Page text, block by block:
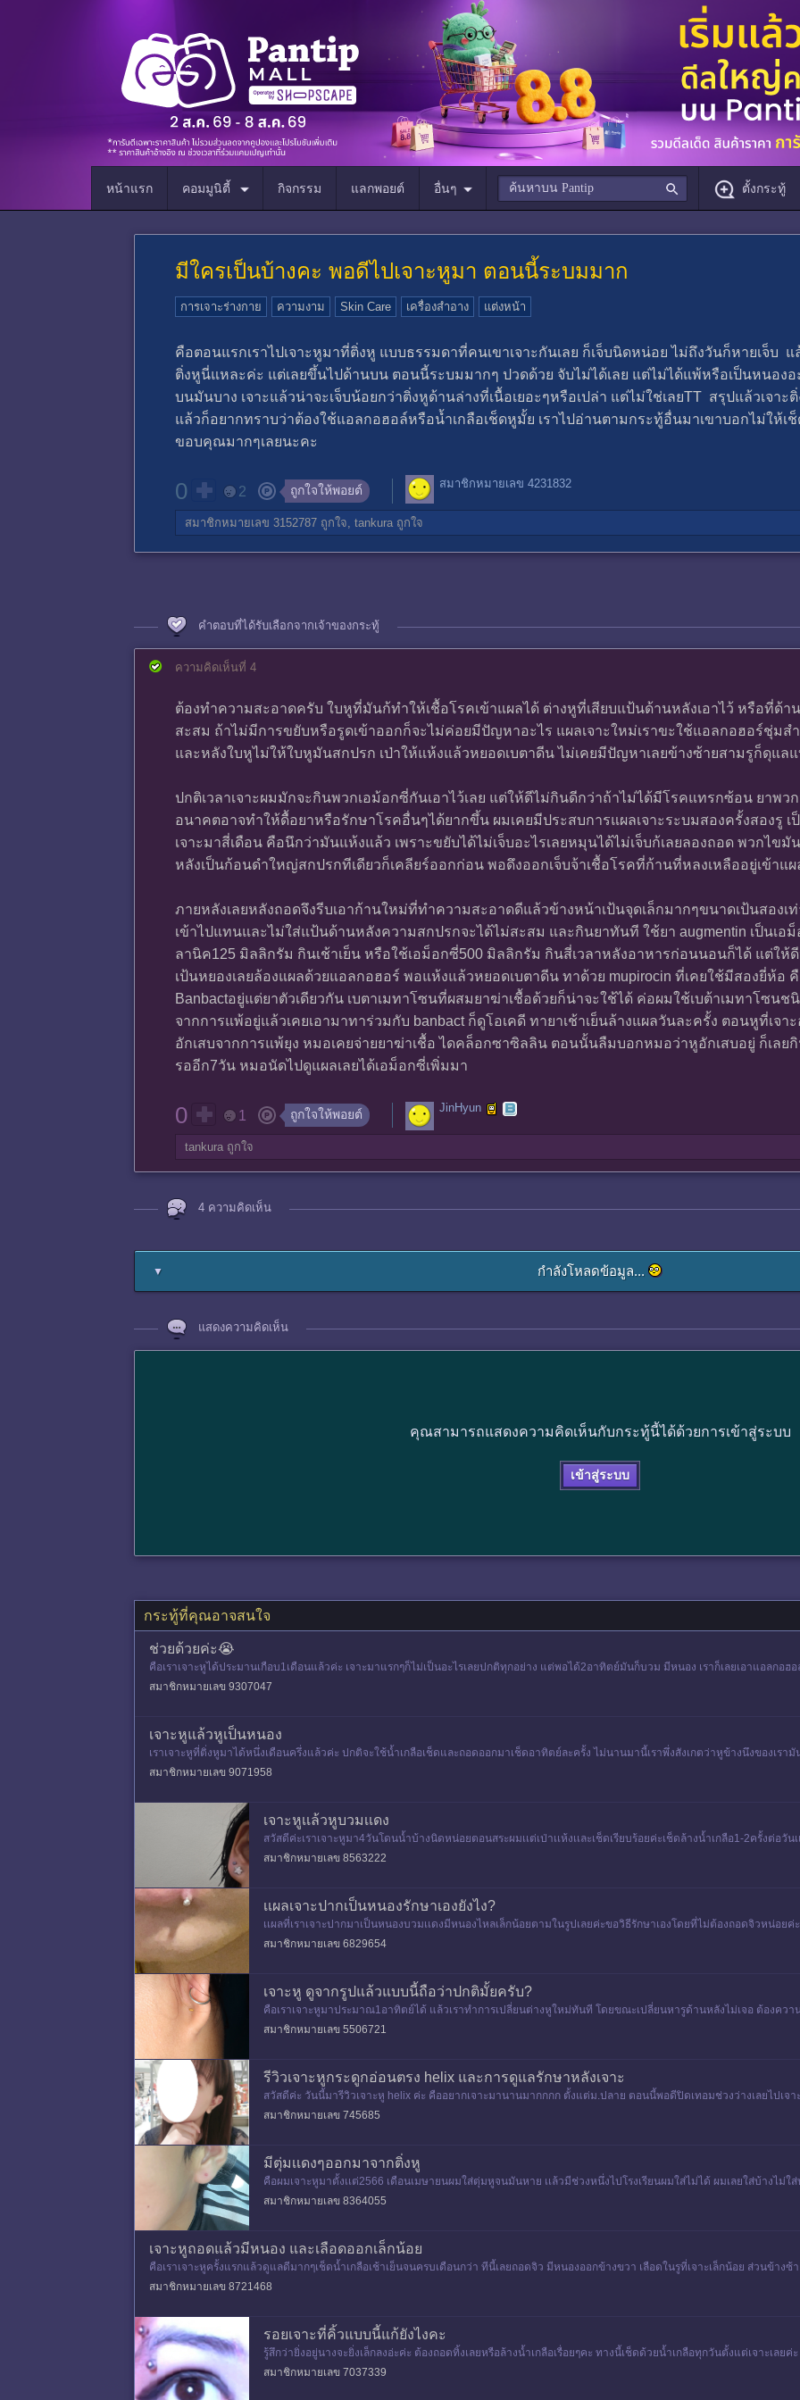
หน้าแรก คอมมูนิตี้ กิจกรรม แลกพอยต์ อื่นๆ ตั้งกระทู้
มีใครเป็นบ้างคะ พอดีไปเจาะหูมา ตอนนี้ระบมมาก
การเจาะร่างกาย ความงาม Skin Care เครื่องสำอาง แต่งหน้า
คือตอนแรกเราไปเจาะหูมาที่ติ่งหู แบบธรรมดาที่คนเขาเจาะกันเลย ก็เจ็บนิดหน่อย ไม่ถึงวันก็หายเจ็บ แ
ติ่งหูนี่แหละค่ะ แต่เลยขึ้นไปด้านบน ตอนนี้ระบมมากๆ ปวดด้วย จับไม่ได้เลย แต่ไม่ได้แพ้หรือเป็นหนอง
บนมันบาง เจาะแล้วน่าจะเจ็บน้อยกว่าติ่งหูด้านล่างที่เนื้อเยอะๆหรือเปล่า แต่ไม่ใช่เลยTT สรุปแล้วเจา
แล้วก็อยากทราบว่าต้องใช้แอลกอฮอล์หรือน้ำเกลือเช็ดหูมั้ย เราไปอ่านตามกระทู้อื่นมาเขาบอกไม่ให้เ
ขอบคุณมากๆเลยนะคะ
0 2 ถูกใจให้พอยต์ สมาชิกหมายเลข 4231832
สมาชิกหมายเลข 3152787 ถูกใจ, tankura ถูกใจ
คำตอบที่ได้รับเลือกจากเจ้าของกระทู้
ความคิดเห็นที่ 4
ต้องทำความสะอาดครับ ใบหูที่มันก้ทำให้เชื้อโรคเข้าแผลได้ ต่างหูที่เสียบแป้นด้านหลังเอาไว้ หรือที่
สะสม ถ้าไม่มีการขยับหรือรูดเข้าออกก็จะไม่ค่อยมีปัญหาอะไร แผลเจาะใหม่เราขะใช้แอลกอฮอร์ชุ่มส
และหลังใบหูไม่ให้ใบหูมันสกปรก เป่าให้แห้งแล้วหยอดเบตาดีน ไม่เคยมีปัญหาเลยข้างซ้ายสามรูก็ดุแล
ปกติเวลาเจาะผมมักจะกินพวกเอม้อกซี่กันเอาไว้เลย แต่ให้ดีไม่กินดีกว่าถ้าไม่ได้มีโรคแทรกซ้อน ยาพ
อนาคตอาจทำให้ดื้อยาหรือรักษาโรคอื่นๆได้ยากขึ้น ผมเคยมีประสบการแผลเจาะระบมสองครั้งสองรู
เจาะมาสี่เดือน คือนึกว่ามันแห้งแล้ว เพราะขยับได้ไม่เจ็บอะไรเลยหมุนได้ไม่เจ็บก้เลยลองถอด พวกไข
หลังเป็นก้อนดำใหญ่สกปรกทีเดียวก็เคลียร์ออกก่อน พอดึงออกเจ็บจ้าเชื้อโรคที่ก้านที่หลงเหลืออยู่เข้าแผ
ภายหลังเลยหลังถอดจึงรีบเอาก้านใหม่ที่ทำความสะอาดดีแล้วข้างหน้าเป้นจุดเล็กมากๆขนาดเป้นสอง
เข้าไปแทนและไม่ใส่แป้นด้านหลังความสกปรกจะได้ไม่สะสม และกินยาทันที ใช้ยา augmentin เป็นเ
ลานิค125 มิลลิกรัม กินเช้าเย็น หรือใช้เอม็อกซี่500 มิลลิกรัม กินสี่เวลาหลังอาหารก่อนนอนก็ได้ แต่ให้
เป้นหยองเลยล้องแผลด้วยแอลกอฮอร์ พอแห้งแล้วหยอดเบตาดีน ทาด้วย mupirocin ที่เคยใช้มีสองยี่ห้อ
Banbactอยู่แต่ยาตัวเดียวกัน เบตาเมทาโซนที่ผสมยาฆ่าเชื้อด้วยก็น่าจะใช้ได้ ค่อผมใช้เบต้าเมทาโซน
จากการแพ้อยู่แล้วเคยเอามาทาร่วมกับ banbact ก็ดูโอเคดี ทายาเช้าเย็นล้างแผลวันละครั้ง ตอนหูที่เจ
อักเสบจากการแพ้ยุง หมอเคยจ่ายยาฆ่าเชื้อ ไดคล็อกซาซิลลิน ตอนนั้นลืมบอกหมอว่าหูอักเสบอยู่ ก็เลย
รออีก7วัน หมอนัดไปดูแผลเลยได้เอม็อกซี่เพิ่มมา
0 1 ถูกใจให้พอยต์ JinHyun
tankura ถูกใจ
4 ความคิดเห็น
▼ กำลังโหลดข้อมูล...
แสดงความคิดเห็น
คุณสามารถแสดงความคิดเห็นกับกระทู้นี้ได้ด้วยการเข้าสู่ระบบ
เข้าสู่ระบบ
กระทู้ที่คุณอาจสนใจ
ช่วยด้วยค่ะ😭
คือเราเจาะหูได้ประมานเกือบ1เดือนแล้วค่ะ เจาะมาแรกๆก็ไม่เป็นอะไรเลยปกติทุกอย่าง แต่พอได้2อาทิตย์มันก็บวม มีหนอง เราก็เลยเอาแอลก
ก็บวมอีกเจ็บมากๆใ
สมาชิกหมายเลข 9307047
เจาะหูแล้วหูเป็นหนอง
เราเจาะหูที่ติ่งหูมาได้หนึ่งเดือนครึ่งแล้วค่ะ ปกติจะใช้น้ำเกลือเช็ดและถอดออกมาเช็ดอาทิตย์ละครั้ง ไม่นานมานี้เราพึ่งสังเกตว่าหูข้างนึงของเรา
อกมาดูจากนั้
สมาชิกหมายเลข 9071958
เจาะหูเเล้วหูบวมเเดง
สวัสดีค่ะเราเจาะหูมา4วันโดนน้ำบ้างนิดหน่อยตอนสระผมเเต่เป่าเเห้งเเละเช็ดเรียบร้อยค่ะเช็ดล้างน้ำเกลือ1-2ครั้งต่อวัน
ดูให้หน่อยค่ะว่าเเบบนี้อันตรายไ
สมาชิกหมายเลข 8563222
เเผลเจาะปากเป็นหนองรักษาเองยังไง?
เเผลที่เราเจาะปากมาเป็นหนองบวมเเดงมีหนองไหลเล็กน้อยตามในรูปเลยค่ะขอวิธีรักษาเองโดยที่ไม่ต้องถอดจิวหน่อยค่ะ
งไม่หายดีจนเกิดการอักเสบซ้ำๆจนเป็นหนอง ตอ
สมาชิกหมายเลข 6829654
เจาะหู ดูจากรูปแล้วแบบนี้ถือว่าปกติมั้ยครับ?
คือเราเจาะหูมาประมาณ1อาทิตย์ได้ แล้วเราทำการเปลี่ยนต่างหูใหม่ทันที โดยขณะเปลี่ยนหารูด้านหลังไม่เจอ ต้องคว
กทราบว่ามันปกติมั้ย อาการไม่เจ็บไม่ปวดไม่คันอะ
สมาชิกหมายเลข 5506721
รีวิวเจาะหูกระดูกอ่อนตรง helix และการดูแลรักษาหลังเจาะ
สวัสดีค่ะ วันนี้มารีวิวเจาะหู helix ค่ะ คืออยากเจาะมานานมากกกก ตั้งแต่ม.ปลาย ตอนนี้พอดีปิดเทอมช่วงว่างเลยไปเ
วลาส่องกระจกมีอะไรให้ดูดี ตอนเจาะหมาดๆเ
สมาชิกหมายเลข 745685
มีตุ่มเเดงๆออกมาจากติ่งหู
คือผมเจาะหูมาตั้งเเต่2566 เดือนเมษายนผมใส่ตุ่มหูจนมันหาย เเล้วมีช่วงหนึ่งไปโรงเรียนผมใส่ไม่ได้ ผมเลยใส่บ้างไม่ใ
ม่ใหญ่เเละแเดงเเบบรูป สีเดียวไ
สมาชิกหมายเลข 8364055
เจาะหูถอดแล้วมีหนอง และเลือดออกเล็กน้อย
คือเราเจาะหูครั้งแรกแล้วดูแลดีมากๆเช็ดน้ำเกลือเช้าเย็นจนครบเดือนกว่า ทีนี้เลยถอดจิว มีหนองออกข้างขวา เลือดในรูที่เจาะเล็กน้อย ส่วนข้างซ้
น้ำเกลือ เช็
สมาชิกหมายเลข 8721468
รอยเจาะที่คิ้วแบบนี้แก้ยังไงคะ
รู้สึกว่ายิ่งอยู่นางจะยิ่งเล็กลงอ่ะค่ะ ต้องถอดทิ้งเลยหรือล้างน้ำเกลือเรื่อยๆคะ ทางนี้เช็ดด้วยน้ำเกลือทุกวันตั้งแต่เจาะเล
านชนคิ้วจังๆเลยค่ะ🥹 อันนี้ภ
สมาชิกหมายเลข 7037339